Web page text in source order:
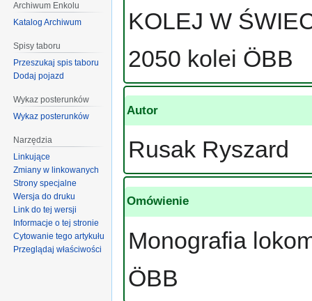
KOLEJ W
2050 kolei ÖBB
Autor
Rusak Ryszard
Omówienie
Monografia
ÖBB
Archiwum Enkolu
Katalog Archiwum
Spisy taboru
Przeszukaj spis taboru
Dodaj pojazd
Wykaz posterunków
Wykaz posterunków
Narzędzia
Linkujące
Zmiany w linkowanych
Strony specjalne
Wersja do druku
Link do tej wersji
Informacje o tej stronie
Cytowanie tego artykułu
Przeglądaj właściwości